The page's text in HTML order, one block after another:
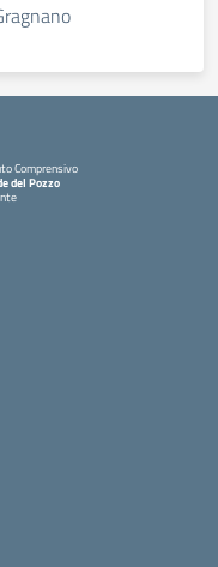
Comprensivo
del Pozzo